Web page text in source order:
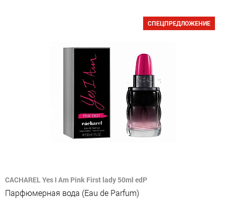
СПЕЦПРЕДЛОЖЕНИЕ
CACHAREL Yes I Am Pink First lady 50ml edP
Парфюмерная вода (Eau de Parfum)